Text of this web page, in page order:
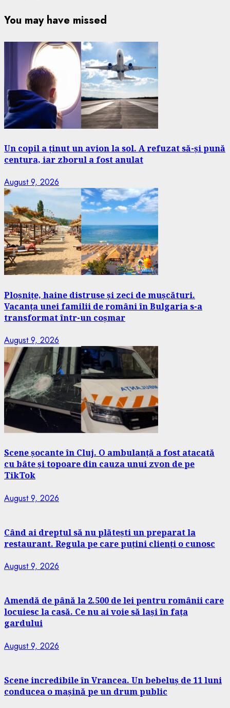
You may have missed
Un copil a ținut un avion la sol. A refuzat să-și pună
centura, iar zborul a fost anulat
August 9, 2026
Ploșnițe, haine distruse și zeci de mușcături.
Vacanța unei familii de români în Bulgaria s-a
transformat într-un coșmar
August 9, 2026
Scene șocante în Cluj. O ambulanță a fost atacată
cu bâte și topoare din cauza unui zvon de pe
TikTok
August 9, 2026
Când ai dreptul să nu plătești un preparat la
restaurant. Regula pe care puțini clienți o cunosc
August 9, 2026
Amendă de până la 2.500 de lei pentru românii care
locuiesc la casă. Ce nu ai voie să lași în fața
gardului
August 9, 2026
Scene incredibile în Vrancea. Un bebeluș de 11 luni
conducea o mașină pe un drum public